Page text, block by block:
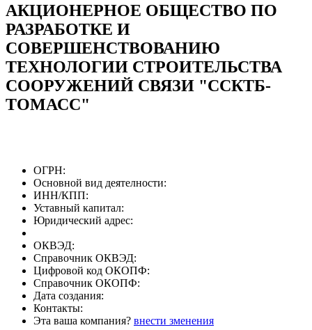
АКЦИОНЕРНОЕ ОБЩЕСТВО ПО
РАЗРАБОТКЕ И
СОВЕРШЕНСТВОВАНИЮ
ТЕХНОЛОГИИ СТРОИТЕЛЬСТВА
СООРУЖЕНИЙ СВЯЗИ "ССКТБ-
ТОМАСС"
ОГРН:
Основной вид деятелности:
ИНН/КПП:
Уставный капитал:
Юридический адрес:
ОКВЭД:
Справочник ОКВЭД:
Цифровой код ОКОПФ:
Справочник ОКОПФ:
Дата создания:
Контакты:
Эта ваша компания? внести зменения